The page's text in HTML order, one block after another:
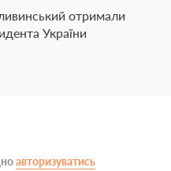
отримали
України
авторизуватись